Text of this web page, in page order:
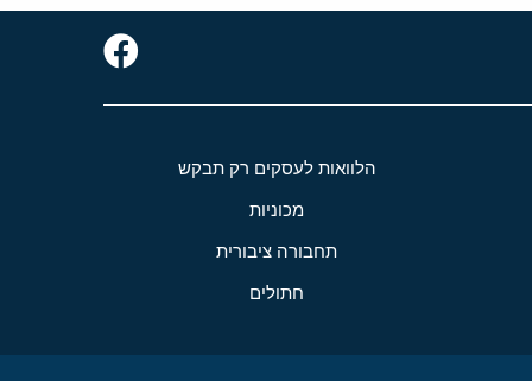
הלוואות לעסקים רק תבקש
מכוניות
תחבורה ציבורית
חתולים